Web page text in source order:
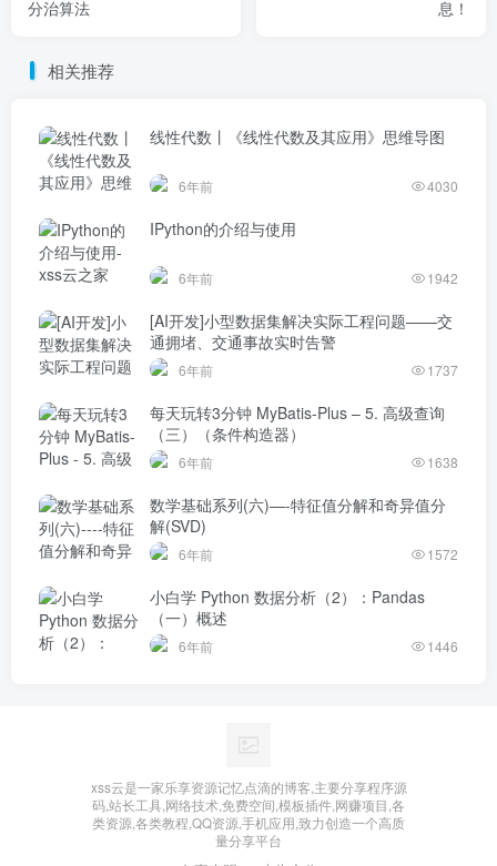
分治算法
息！
相关推荐
线性代数丨《线性代数及其应用》思维导图
6年前 4030
IPython的介绍与使用
6年前 1942
[AI开发]小型数据集解决实际工程问题——交
通拥堵、交通事故实时告警
6年前 1737
每天玩转3分钟 MyBatis-Plus – 5. 高级查询
（三）（条件构造器）
6年前 1638
数学基础系列(六)—-特征值分解和奇异值分
解(SVD)
6年前 1572
小白学 Python 数据分析（2）：Pandas
（一）概述
6年前 1446
码,站长工具,网络技术,免费空间,模板插件,网赚项目,各
类资源,各类教程,QQ资源,手机应用,致力创造一个高质
量分享平台
免责声明 广告合作